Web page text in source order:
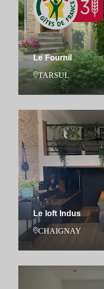
Le Fournil
TARSUL
Le loft Indus
CHAIGNAY